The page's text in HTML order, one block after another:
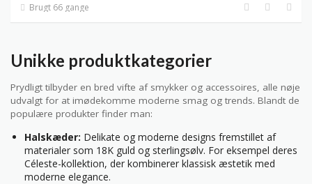
Brugt 66 gange
Unikke produktkategorier
Prydligt tilbyder en bred vifte af smykker og accessoires, alle nøje
udvalgt for at imødekomme moderne smag og trends. Blandt de
populære produkter finder man:
Halskæder: Delikate og moderne designs fremstillet af
materialer som 18K guld og sterlingsølv. For eksempel deres
Céleste-kollektion, der kombinerer klassisk æstetik med
moderne elegance.